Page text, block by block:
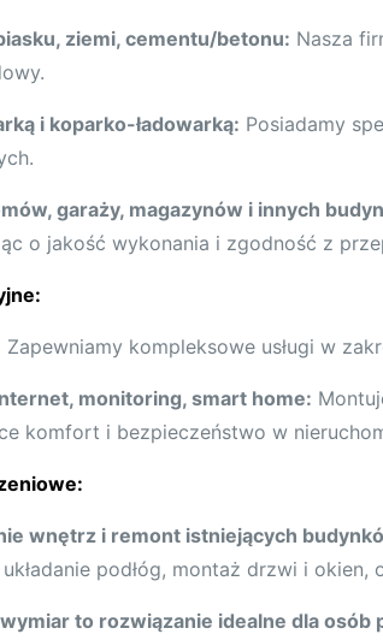
ziemi, cementu/betonu: Nasza
i koparko-ładowarką: Posiadamy
garaży, magazynów i innych
o jakość wykonania i zgodność z
Zapewniamy kompleksowe usługi w
monitoring, smart home:
komfort i bezpieczeństwo w
wnętrz i remont istniejących
podłóg, montaż drzwi i
to rozwiązanie idealne dla